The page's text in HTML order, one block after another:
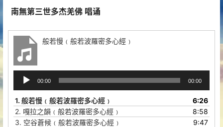
南無第三世多杰羌佛 唱诵
般若慢﹙般若波羅密多心經﹚
播
放
器
00:00 00:00
1. 般若慢﹙般若波羅密多心經﹚
6:26
2. 嘎拉之韻﹙般若波羅密多心經﹚
8:58
3. 空谷蒼候﹙般若波羅密多心經﹚
9:47